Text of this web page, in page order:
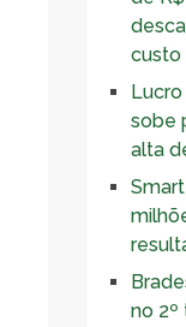
custo
sobe
alta
no 2º